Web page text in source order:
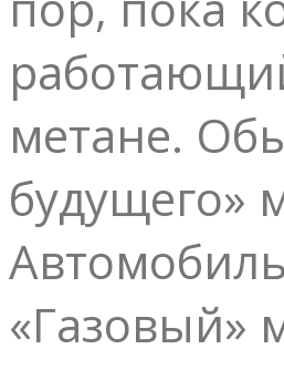
метане.
будущего»
«Газовый»